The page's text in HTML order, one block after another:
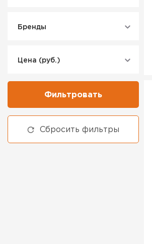
Бренды
Цена (руб.)
Фильтровать
Сбросить фильтры